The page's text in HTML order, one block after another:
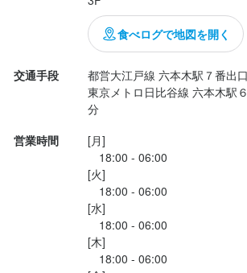
顧客ニーズのサービス的にはパーフェクトです
もちろん、外国人のお客様も、貸切のお客様
したり、和気藹々楽しみたい全てのお客様に
なに居心地の良いお店はそうそうあ...
食べログで地図を開く
交通手段
都営大江戸線 六本木駅７番出
東京メトロ日比谷線 六本木駅
分
営業時間
[月]
18:00 - 06:00
[火]
18:00 - 06:00
[水]
18:00 - 06:00
[木]
18:00 - 06:00